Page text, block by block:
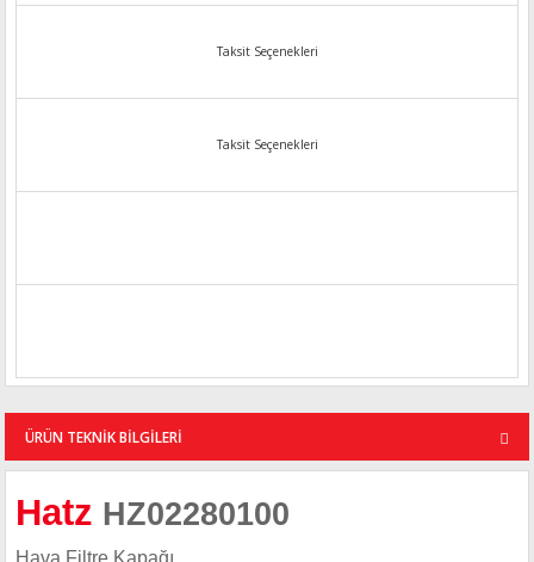
Taksit Seçenekleri
Taksit Seçenekleri
ÜRÜN TEKNİK BİLGİLERİ
Hatz HZ02280100
Hava Filtre Kapağı.